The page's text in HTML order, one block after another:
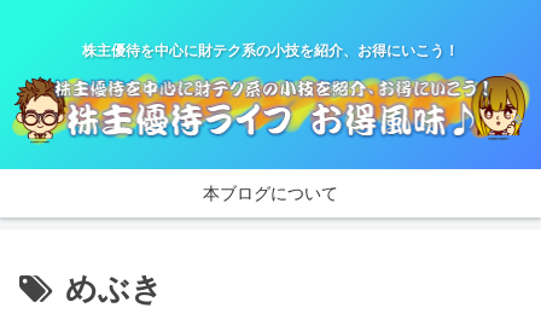
株主優待を中心に財テク系の小技を紹介、お得にいこう！
本ブログについて
めぶき